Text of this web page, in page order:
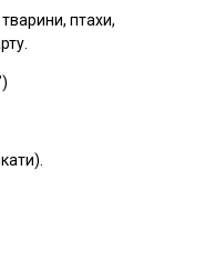
птахи,